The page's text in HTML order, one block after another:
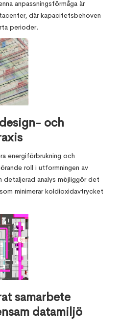
anpassningsförmåga är
där kapacitetsbehoven
perioder.
och
energiförbrukning och
roll i utformningen av
detaljerad analys möjliggör det
minimerar koldioxidavtrycket
samarbete
datamiljö